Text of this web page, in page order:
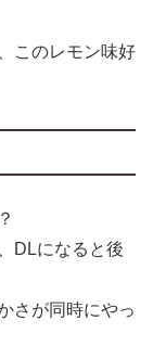
このレモン味好
DLになると後
さが同時にやっ